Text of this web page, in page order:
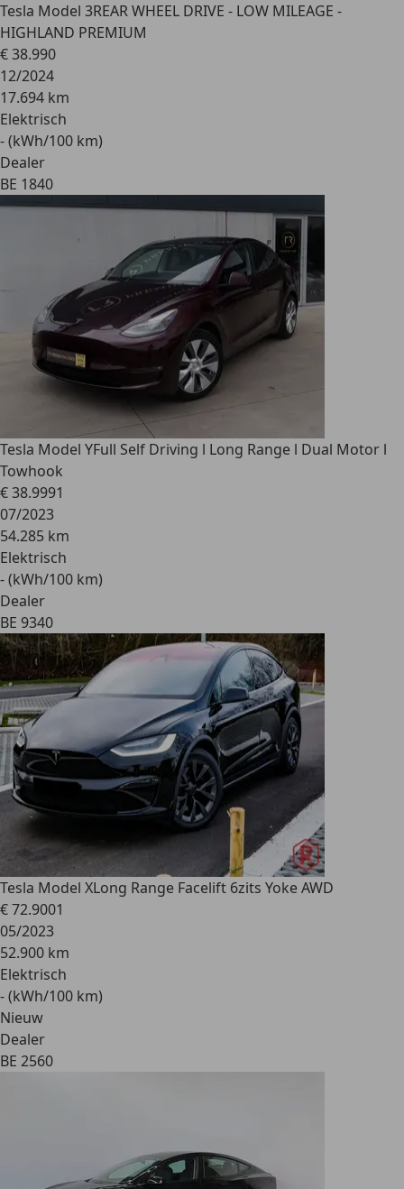
Tesla Model 3REAR WHEEL DRIVE - LOW MILEAGE -
HIGHLAND PREMIUM
€ 38.990
12/2024
17.694 km
Elektrisch
- (kWh/100 km)
Dealer
BE 1840
Tesla Model YFull Self Driving l Long Range l Dual Motor l
Towhook
€ 38.9991
07/2023
54.285 km
Elektrisch
- (kWh/100 km)
Dealer
BE 9340
Tesla Model XLong Range Facelift 6zits Yoke AWD
€ 72.9001
05/2023
52.900 km
Elektrisch
- (kWh/100 km)
Nieuw
Dealer
BE 2560